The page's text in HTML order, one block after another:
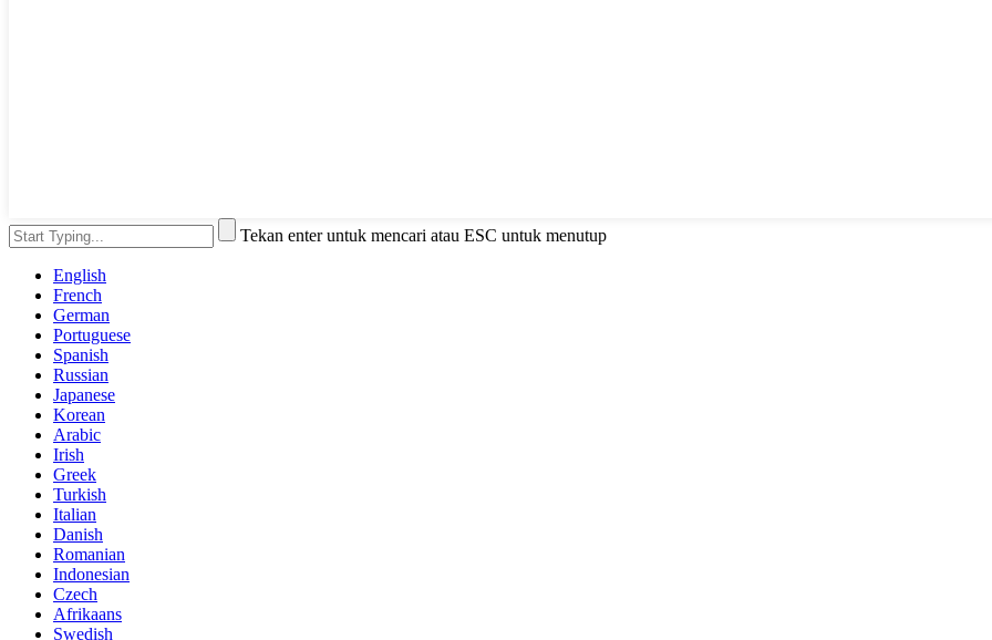
Tekan enter untuk mencari atau ESC untuk menutup
English
French
German
Portuguese
Spanish
Russian
Japanese
Korean
Arabic
Irish
Greek
Turkish
Italian
Danish
Romanian
Indonesian
Czech
Afrikaans
Swedish